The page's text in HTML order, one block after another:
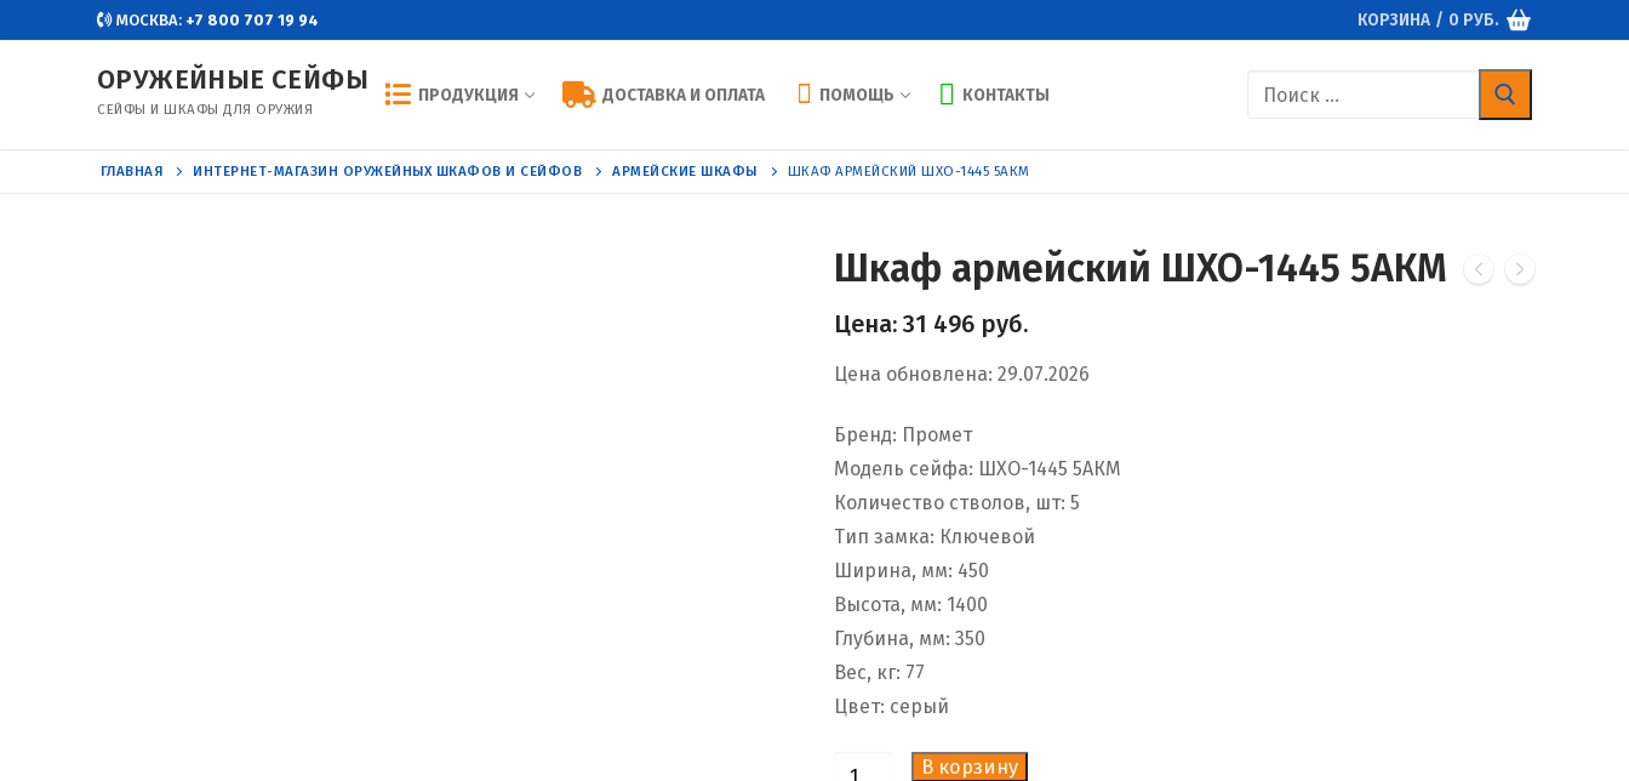
содержимому
МОСКВА: +7 800 707 19 94 КОРЗИНА / 0 РУБ.
ОРУЖЕЙНЫЕ СЕЙФЫ
СЕЙФЫ И ШКАФЫ ДЛЯ ОРУЖИЯ
ПРОДУКЦИЯ ДОСТАВКА И ОПЛАТА ПОМОЩЬ КОНТАКТЫ Найти:
ГЛАВНАЯ ИНТЕРНЕТ-МАГАЗИН ОРУЖЕЙНЫХ ШКАФОВ И СЕЙФОВ АРМЕЙСКИЕ ШКАФЫ ШКАФ АРМЕЙСКИЙ ШХО-1445 5АКМ
Шкаф армейский ШХО-1445 5АКМ
Цена: 31 496 руб.
Цена обновлена: 29.07.2026
Бренд: Промет
Модель сейфа: ШХО-1445 5АКМ
Количество стволов, шт: 5
Тип замка: Ключевой
Ширина, мм: 450
Высота, мм: 1400
Глубина, мм: 350
Вес, кг: 77
Цвет: серый
КоличествоВ корзину